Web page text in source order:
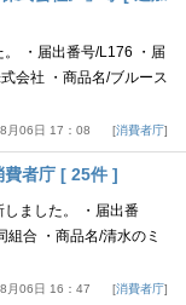
・届出番号/L176 ・届
会社 ・商品名/ブルース
月06日 17：08 消費者庁
費者庁 [ 25件 ]
しました。 ・届出番
合 ・商品名/清水のミ
月06日 16：47 消費者庁